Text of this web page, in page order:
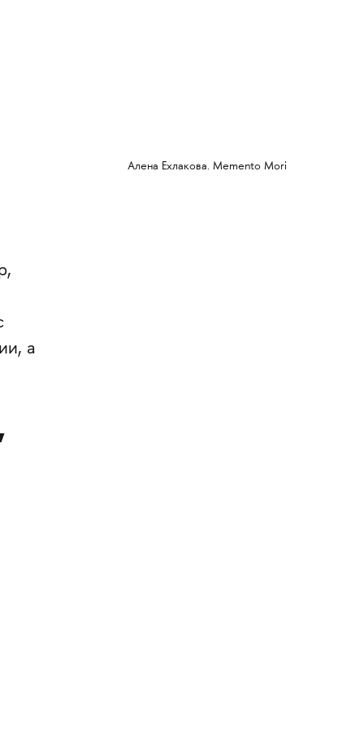
Алена Ехлакова. Memento Mori
а